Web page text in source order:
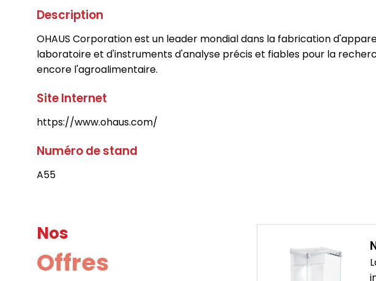
Description
OHAUS Corporation est un leader mondial dans la fabrication
laboratoire et d'instruments d'analyse précis et fiables pour la
encore l'agroalimentaire.
Site Internet
https://www.ohaus.com/
Numéro de stand
A55
Nos
Offres